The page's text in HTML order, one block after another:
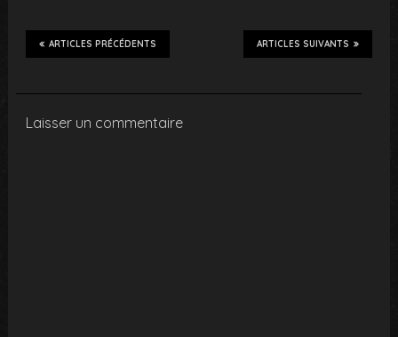
ARTICLES SUIVANTS
ARTICLES PRÉCÉDENTS
Laisser un commentaire